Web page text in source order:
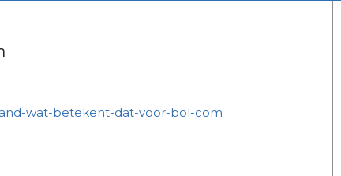
wat-betekent-dat-voor-bol-com